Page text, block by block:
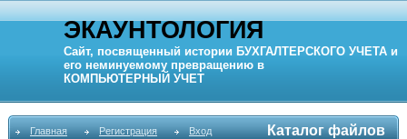
ЭКАУНТОЛОГИЯ
Сайт, посвященный истории БУХГАЛТЕРСКОГО УЧЕТА и
его неминуемому превращению в
КОМПЬЮТЕРНЫЙ УЧЕТ
Главная Регистрация Вход Каталог файлов